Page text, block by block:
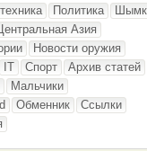
Политика
Азия
Новости оружия
IT Спорт
Архив статей
Мальчики
Обменник
Ссылки